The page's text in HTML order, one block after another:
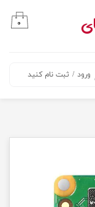
ورود / ثبت نام کنید
۰